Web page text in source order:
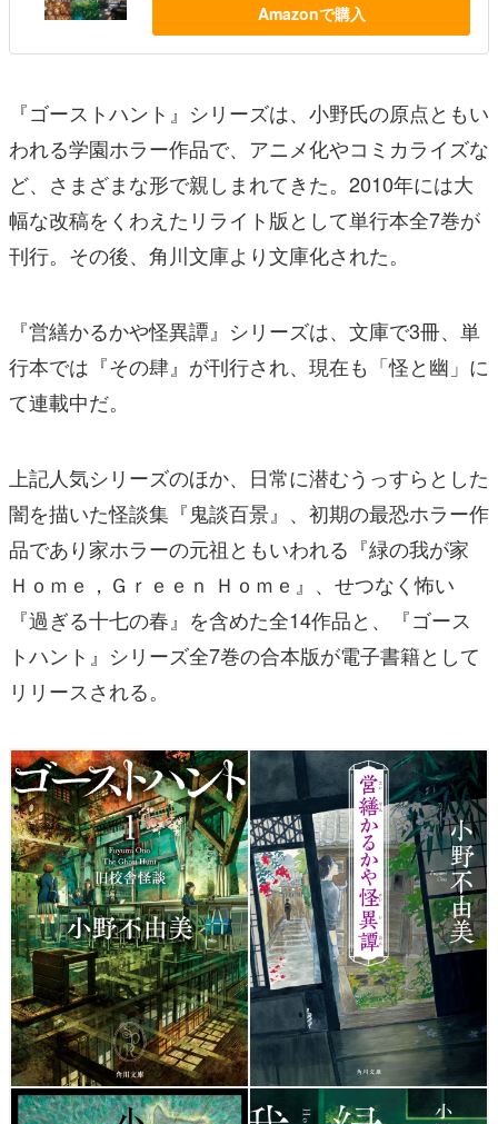
Amazonで購入
『ゴーストハント』シリーズは、小野氏の原点ともい
われる学園ホラー作品で、アニメ化やコミカライズな
ど、さまざまな形で親しまれてきた。2010年には大
幅な改稿をくわえたリライト版として単行本全7巻が
刊行。その後、角川文庫より文庫化された。
『営繕かるかや怪異譚』シリーズは、文庫で3冊、単
行本では『その肆』が刊行され、現在も「怪と幽」に
て連載中だ。
上記人気シリーズのほか、日常に潜むうっすらとした
闇を描いた怪談集『鬼談百景』、初期の最恐ホラー作
品であり家ホラーの元祖ともいわれる『緑の我が家
Ｈｏｍｅ，Ｇｒｅｅｎ Ｈｏｍｅ』、せつなく怖い
『過ぎる十七の春』を含めた全14作品と、『ゴース
トハント』シリーズ全7巻の合本版が電子書籍として
リリースされる。